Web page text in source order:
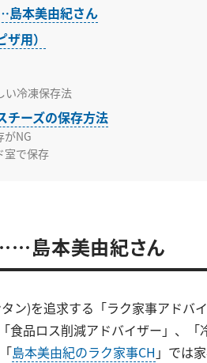
本美由紀さん
用）
い冷凍保存法
チーズの保存方法
がNG
室で保存
島本美由紀さん
ン)を追求する「ラク家事アドバ
食品ロス削減アドバイザー」、
島本美由紀のラク家事CH 」では